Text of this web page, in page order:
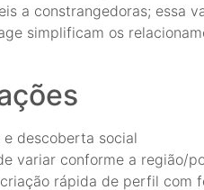
a constrangedoras; essa
simplificam os
descoberta social
variar conforme a região/
rápida de perfil com